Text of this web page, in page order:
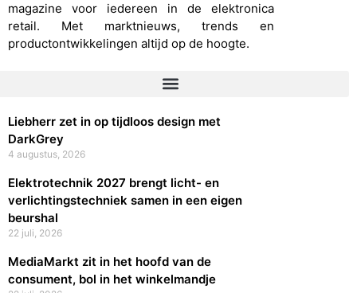
magazine voor iedereen in de elektronica
retail. Met marktnieuws, trends en
productontwikkelingen altijd op de hoogte.
Liebherr zet in op tijdloos design met
DarkGrey
4 augustus, 2026
Elektrotechnik 2027 brengt licht- en
verlichtingstechniek samen in een eigen
beurshal
22 juli, 2026
MediaMarkt zit in het hoofd van de
consument, bol in het winkelmandje